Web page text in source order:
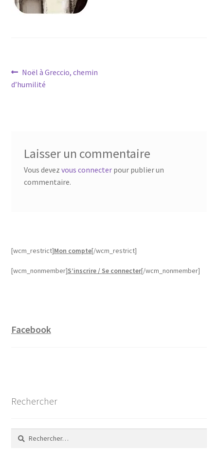
Navigation
de
Article
précédent :
Noël à Greccio, chemin
d’humilité
Laisser un commentaire
Vous devez vous connecterpour publier un
commentaire.
[wcm_restrict]Mon compte[/wcm_restrict]
[wcm_nonmember]S’inscrire / Se connecter[/wcm_nonmember]
Facebook
Rechercher
Rechercher :